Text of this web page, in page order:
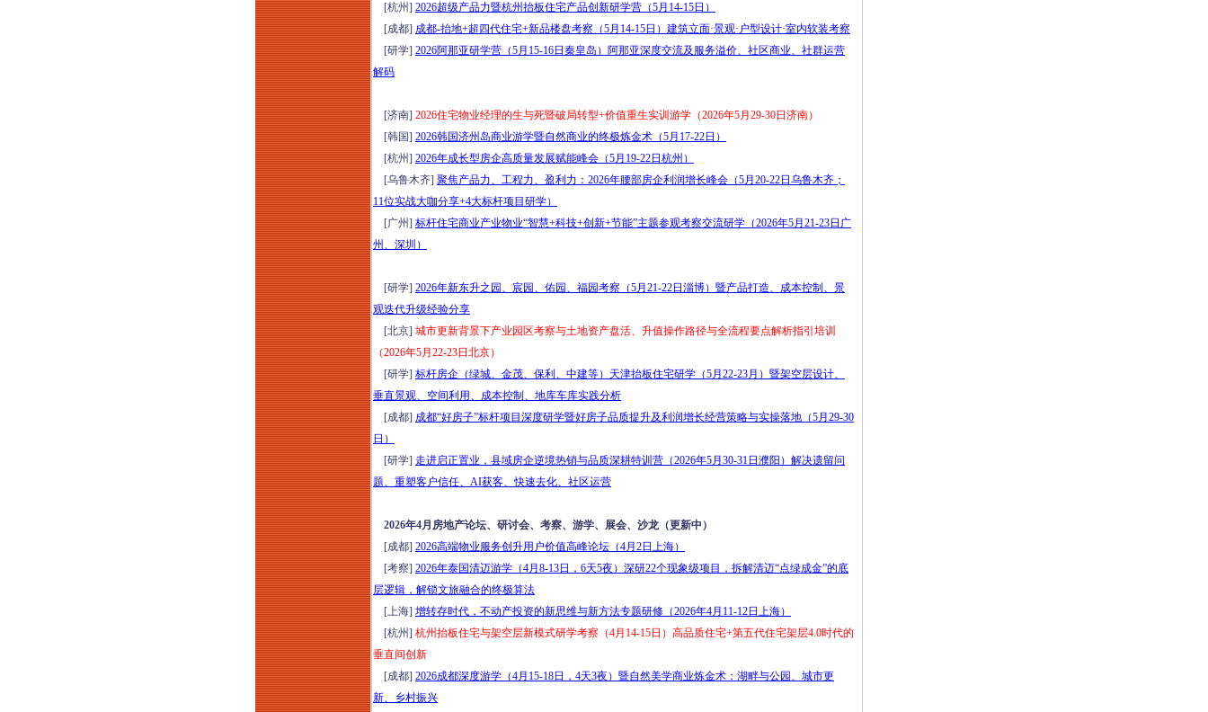
化” 构建专题培训
（2026年8月12日西
安）
2026探访中国“好房
子”：新规2.0成都住
宅标杆项目研学（8
月13-14日成都）
新基建格局下工程项
目（DB&EPC）造价
管控、招采优化、结
算审计与争议破局高
级研修（2026年8月
13日昆明）
“十五五”规划基建领
域高质量发展：人工
智能+工程建设项目
全流程精益管控与风
险防范培训（2026年
8月13日昆明）
城市更新运营思维模
式全流程风险防范解
析与操盘实践分享培
训（2026年8月14-15
日武汉）
城市更新项目落地操
盘实战方案班（2026
年8月14-16日成都）
走进天津：深研全首
层架空新模式-金茂、
绿城、保利、中海等
经典项目研学（2026
年8月14-15日）
走进永威服务：深研
[杭州] 2026超级产品力暨杭州抬板住宅产品创新研学营（5月14-15日）
[成都] 成都-抬地+超四代住宅+新品楼盘考察（5月14-15日）建筑立面·景观·户型设计·室内软装考察
[研学] 2026阿那亚研学营（5月15-16日秦皇岛）阿那亚深度交流及服务溢价、社区商业、社群运营
解码
[济南] 2026住宅物业经理的生与死暨破局转型+价值重生实训游学（2026年5月29-30日济南）
[韩国] 2026韩国济州岛商业游学暨自然商业的终极炼金术（5月17-22日）
[杭州] 2026年成长型房企高质量发展赋能峰会（5月19-22日杭州）
[乌鲁木齐] 聚焦产品力、工程力、盈利力：2026年腰部房企利润增长峰会（5月20-22日乌鲁木齐；
11位实战大咖分享+4大标杆项目研学）
[广州] 标杆住宅商业产业物业“智慧+科技+创新+节能”主题参观考察交流研学（2026年5月21-23日广
州、深圳）
[研学] 2026年新东升之园、宸园、佑园、福园考察（5月21-22日淄博）暨产品打造、成本控制、景
观迭代升级经验分享
[北京] 城市更新背景下产业园区考察与土地资产盘活、升值操作路径与全流程要点解析指引培训
（2026年5月22-23日北京）
[研学] 标杆房企（绿城、金茂、保利、中建等）天津抬板住宅研学（5月22-23月）暨架空层设计、
垂直景观、空间利用、成本控制、地库车库实践分析
[成都] 成都“好房子”标杆项目深度研学暨好房子品质提升及利润增长经营策略与实操落地（5月29-30
日）
[研学] 走进启正置业，县域房企逆境热销与品质深耕特训营（2026年5月30-31日濮阳）解决遗留问
题、重塑客户信任、AI获客、快速去化、社区运营
2026年4月房地产论坛、研讨会、考察、游学、展会、沙龙（更新中）
[成都] 2026高端物业服务创升用户价值高峰论坛（4月2日上海）
[考察] 2026年泰国清迈游学（4月8-13日，6天5夜）深研22个现象级项目，拆解清迈“点绿成金”的底
层逻辑，解锁文旅融合的终极算法
[上海] 增转存时代，不动产投资的新思维与新方法专题研修（2026年4月11-12日上海）
[杭州] 杭州抬板住宅与架空层新模式研学考察（4月14-15日）高品质住宅+第五代住宅架层4.0时代的
垂直间创新
[成都] 2026成都深度游学（4月15-18日，4天3夜）暨自然美学商业炼金术：湖畔与公园、城市更
新、乡村振兴